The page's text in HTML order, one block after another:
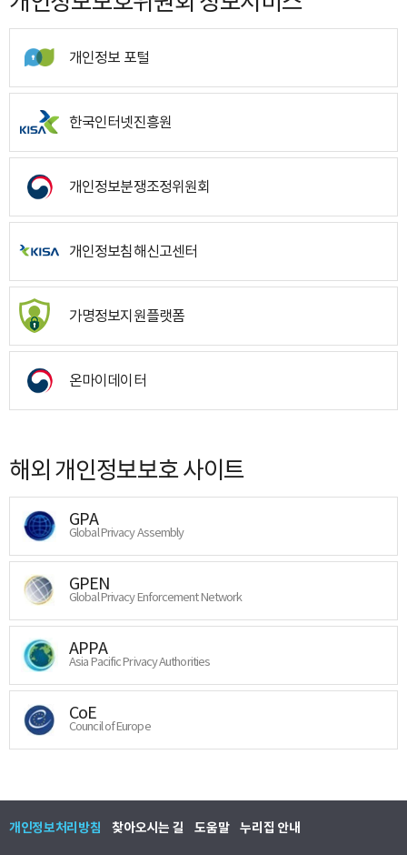
개인정보 포털
한국인터넷진흥원
개인정보분쟁조정위원회
개인정보침해신고센터
가명정보지원플랫폼
온마이데이터
해외 개인정보보호 사이트
GPA
Global Privacy Assembly
GPEN
Global Privacy Enforcement Network
APPA
Asia Pacific Privacy Authorities
CoE
Council of Europe
개인정보처리방침 찾아오시는 길 도움말 누리집 안내